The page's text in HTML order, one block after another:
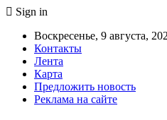
Sign in
Воскресенье, 9 августа,
Контакты
Лента
Карта
Предложить новость
Реклама на сайте